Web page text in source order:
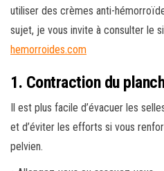
utiliser des crèmes anti-
sujet, je vous invite à consulter le
hemorroides.com
1. Contraction du
Il est plus facile d’évacuer les
et d’éviter les efforts si vous
pelvien.